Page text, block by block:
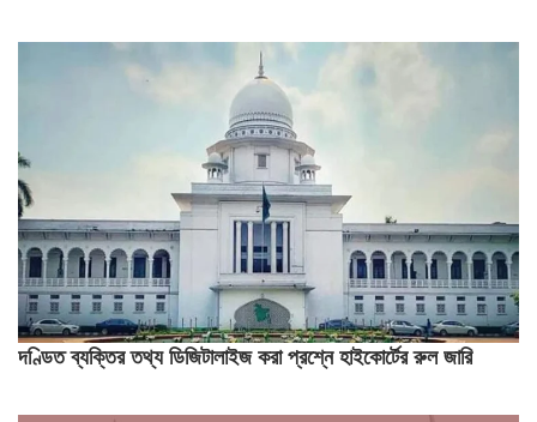
দণ্ডিত ব্যক্তির তথ্য ডিজিটালাইজ করা প্রশ্নে হাইকোর্টের রুল জারি